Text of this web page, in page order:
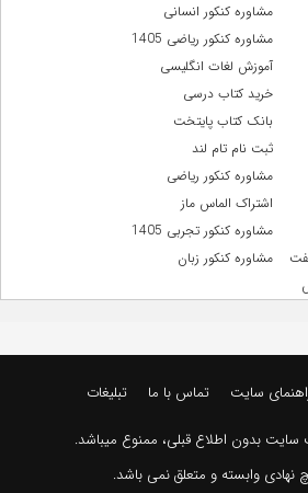
مشاوره کنکور انسانی
مشاوره کنکور ریاضی 1405
آموزش لغات انگلیسی
خرید کتاب درسی
بانک کتاب پایتخت
ثبت نام تام لند
مشاوره کنکور ریاضی
اشتراک الماس ماز
مشاوره کنکور تجربی 1405
مشاوره کنکور زبان
سایت تماس با ما تبلیغات
سایت بدون اطلاع قبلی، ممنوع میباشد.
وابسته و متعلق نمی باشد.